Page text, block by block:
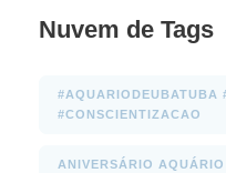
Nuvem de Tags
#AQUARIODEUBATUBA
#CONSCIENTIZACAO
ANIVERSÁRIO